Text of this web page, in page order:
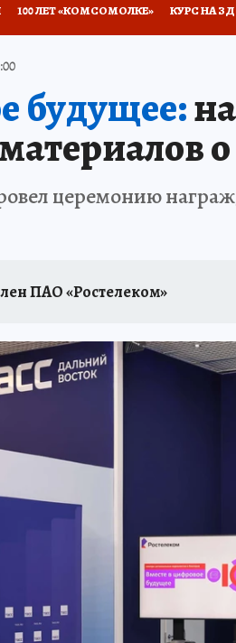
100 ЛЕТ «КОМСОМОЛКЕ» КУРС НА
КРАЮ
СТРАТЕГИЯ ИТОГИ ГОДА
НА СЕБЕ
будущее:
церемонию
ПАО «Ростелеком»